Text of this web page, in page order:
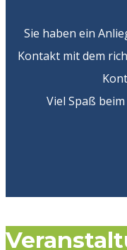
Sie haben ein
Kontakt mit dem
Viel Spaß